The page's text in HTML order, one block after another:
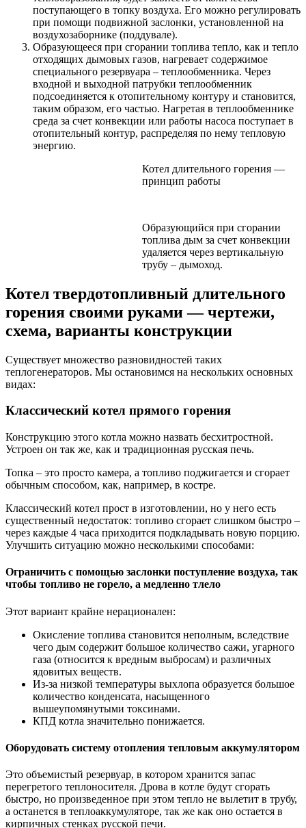
поступающего в топку воздуха. Его можно регулировать
при помощи подвижной заслонки, установленной на
воздухозаборнике (поддувале).
Образующееся при сгорании топлива тепло, как и тепло
отходящих дымовых газов, нагревает содержимое
специального резервуара – теплообменника. Через
входной и выходной патрубки теплообменник
подсоединяется к отопительному контуру и становится,
таким образом, его частью. Нагретая в теплообменнике
среда за счет конвекции или работы насоса поступает в
отопительный контур, распределяя по нему тепловую
энергию.
Котел длительного горения —
принцип работы
Образующийся при сгорании
топлива дым за счет конвекции
удаляется через вертикальную
трубу – дымоход.
Котел твердотопливный длительного
горения своими руками — чертежи,
схема, варианты конструкции
Существует множество разновидностей таких
теплогенераторов. Мы остановимся на нескольких основных
видах:
Классический котел прямого горения
Конструкцию этого котла можно назвать бесхитростной.
Устроен он так же, как и традиционная русская печь.
Топка – это просто камера, а топливо поджигается и сгорает
обычным способом, как, например, в костре.
Классический котел прост в изготовлении, но у него есть
существенный недостаток: топливо сгорает слишком быстро –
через каждые 4 часа приходится подкладывать новую порцию.
Улучшить ситуацию можно несколькими способами:
Ограничить с помощью заслонки поступление воздуха, так
чтобы топливо не горело, а медленно тлело
Этот вариант крайне нерационален:
Окисление топлива становится неполным, вследствие
чего дым содержит большое количество сажи, угарного
газа (относится к вредным выбросам) и различных
ядовитых веществ.
Из-за низкой температуры выхлопа образуется большое
количество конденсата, насыщенного
вышеупомянутыми токсинами.
КПД котла значительно понижается.
Оборудовать систему отопления тепловым аккумулятором
Это объемистый резервуар, в котором хранится запас
перегретого теплоносителя. Дрова в котле будут сгорать
быстро, но произведенное при этом тепло не вылетит в трубу,
а останется в теплоаккумуляторе, так же как оно остается в
кирпичных стенках русской печи.